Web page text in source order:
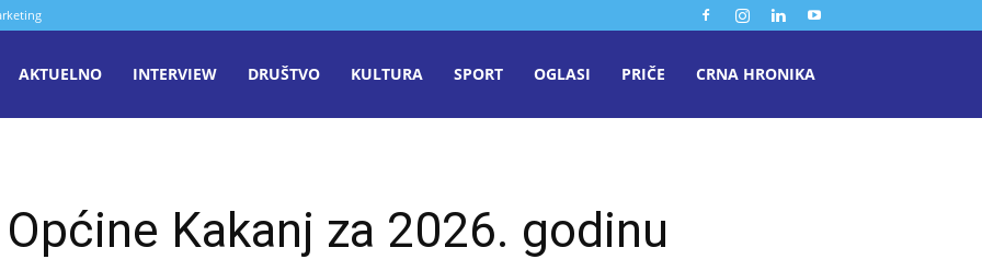
AKTUELNO INTERVIEW DRUŠTVO KULTURA SPORT OGLASI PRIČE CRNA HRONIKA
Kakanj za 2026. godinu